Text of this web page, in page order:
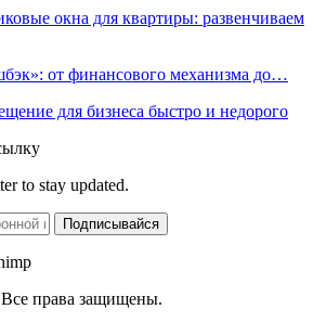
окна для квартиры: развенчиваем
от финансового механизма до…
для бизнеса быстро и недорого
to stay updated.
Подписывайся
права защищены.